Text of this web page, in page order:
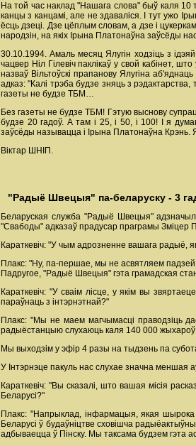
На той час наклад "Нашага слова" быў каля 10
канцы з канцамі, але не здаваліся. І тут ужо
ёсць дзеці. Дзе цёплым словам, а дзе і
народзін, на якіх Ірына Платонаўна заўсёды
30.10.1994. Амаль месяц Ялугін ходзіць з
чацвер Ніл Гілевіч паклікаў у свой кабінет,
назваў Вільтоўскі прапанову Ялугіна
адказ: "Калі трэба будзе зняць з
газеты не будзе ТБМ…
Без газеты не будзе ТБМ! Гэтую выснову
будзе 20 гадоў. А там і 25, і 50, і 100! І я
заўсёды называцца і Ірына Платонаўна Крэнь.
Віктар ШНІП.
"Радыё Швецыя" па-беларуску - 3
Беларуская служба "Радыё Швецыя"
"Свабоды" адказаў прадусар праграмы Зміцер
Караткевіч: "У чым адрозненне вашага радыё,
Плакс: "Ну, па-першае, мы не асвятляем
Падругое, "Радыё Швецыя" гэта грамадская
Караткевіч: "У сваім лісце, у якім вы
параўнаць з інтэрнэтнай?"
Плакс: "Мы не маем магчымасці праводзіць
радыёстанцыю слухаюць каля 140 000 жыхароў
Мы выходзім у эфір 4 разы на тыдзень па
У Інтэрнэце пакуль нас слухае значна меншая
Караткевіч: "Вы сказалі, што вашая місія
Беларусі?"
Плакс: "Напрыклад, інфармацыя, якая
Беларусі ў будаўніцтве сховішча
адбываецца ў Пінску. Мы таксама будзем гэта